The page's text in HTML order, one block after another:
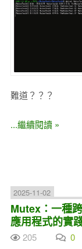
難道？？？
...繼續閱讀 »
2025-11-02
Mutex：一種
應用程式的實
205 0